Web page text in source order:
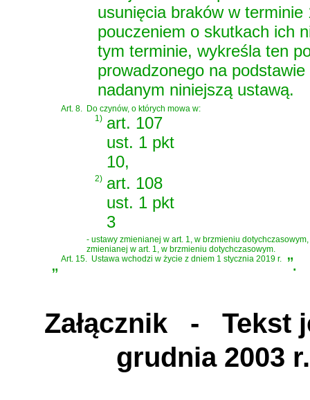
usunięcia braków w
pouczeniem o skutkach ich
tym terminie, wykreśla ten
prowadzonego na
nadanym niniejszą ustawą.
Art. 8.
Do czynów, o których mowa w:
1) art. 107
ust. 1 pkt
10,
2) art. 108
ust. 1 pkt
3
- ustawy zmienianej w art. 1, w brzmieniu
zmienianej w art. 1, w brzmieniu dotychczasowym.
„Art. 15. Ustawa wchodzi w życie z dniem 1 stycznia 2019 r. ”
.
Załącznik- Tekst
grudnia 2003